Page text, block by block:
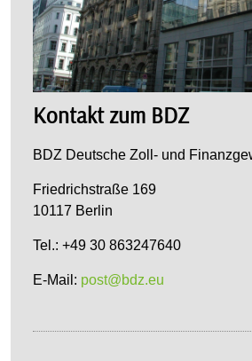
Kontakt zum BDZ
BDZ Deutsche Zoll- und
Friedrichstraße 169
10117 Berlin
Tel.: +49 30 863247640
E-Mail: post@bdz.eu